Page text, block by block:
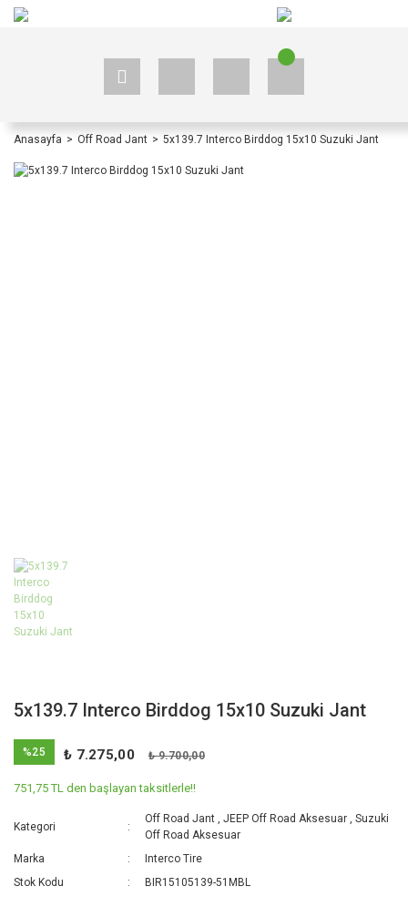
Anasayfa Off Road Jant 5x139.7 Interco Birddog 15x10 Suzuki Jant
5x139.7 Interco Birddog 15x10 Suzuki Jant
%25 ₺ 7.275,00 ₺ 9.700,00
751,75 TL den başlayan taksitlerle!!
Kategori
Off Road Jant ,JEEP Off Road Aksesuar ,Suzuki
Off Road Aksesuar
Marka
Interco Tire
Stok Kodu
BIR15105139-51MBL